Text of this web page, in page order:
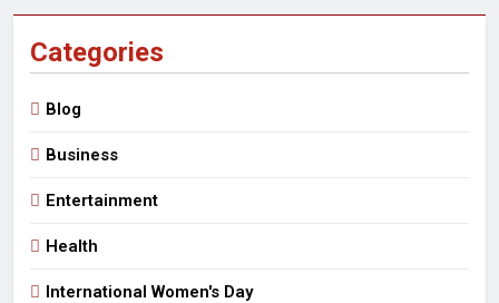
Categories
Blog
Business
Entertainment
Health
International Women's Day